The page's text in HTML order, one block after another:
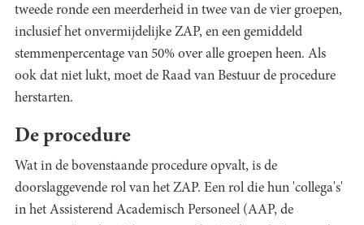
tweede ronde een meerderheid in twee van de vier groepen,
inclusief het onvermijdelijke ZAP, en een gemiddeld
stemmenpercentage van 50% over alle groepen heen. Als
ook dat niet lukt, moet de Raad van Bestuur de procedure
herstarten.
De procedure
Wat in de bovenstaande procedure opvalt, is de
doorslaggevende rol van het ZAP. Een rol die hun 'collega's'
in het Assisterend Academisch Personeel (AAP, de